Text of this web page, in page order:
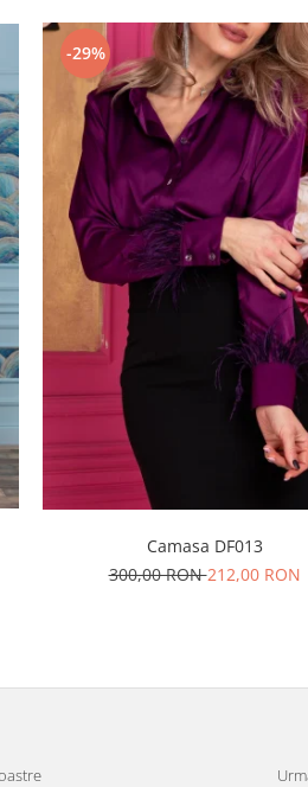
-29%
Camasa DF013
300,00 RON212,00 RON